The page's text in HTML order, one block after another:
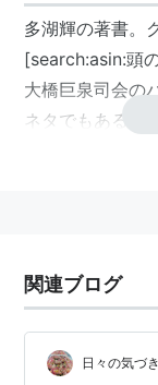
多湖輝の著書。
[search:asin:頭
大橋巨泉司会の
ネタでもある。
関連ブログ
日々の気づ